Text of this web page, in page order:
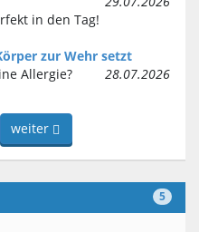
in den Tag!
zur Wehr setzt
28.07.2026
Allergie?
weiter
5